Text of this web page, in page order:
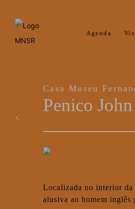
Agenda
Casa Museu
Penico
Localizada no interior da
alusiva ao homem inglês